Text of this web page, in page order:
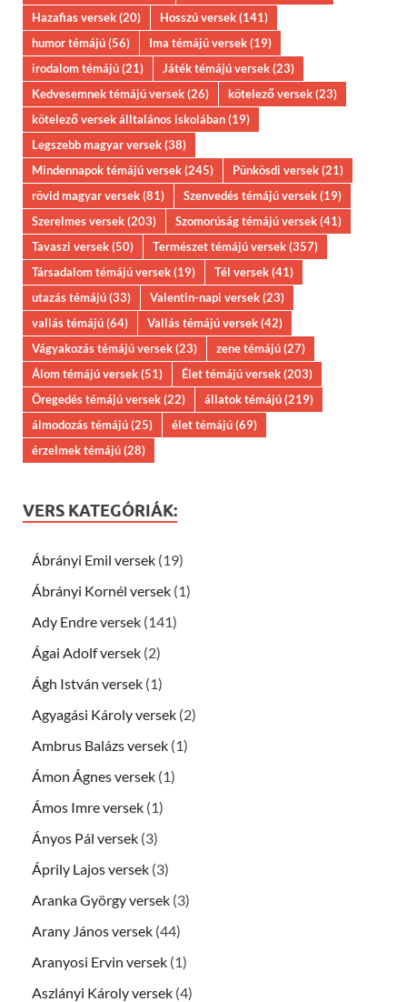
Hazafias versek(20) Hosszú versek(141)
humor témájú(56) Ima témájú versek(19)
irodalom témájú(21) Játék témájú versek(23)
Kedvesemnek témájú versek(26) kötelező versek(23)
kötelező versek álltalános iskolában(19)
Legszebb magyar versek(38)
Mindennapok témájú versek(245) Pünkösdi versek(21)
rövid magyar versek(81) Szenvedés témájú versek(19)
Szerelmes versek(203) Szomorúság témájú versek(41)
Tavaszi versek(50) Természet témájú versek(357)
Társadalom témájú versek(19) Tél versek(41)
utazás témájú(33) Valentin-napi versek(23)
vallás témájú(64) Vallás témájú versek(42)
Vágyakozás témájú versek(23) zene témájú(27)
Álom témájú versek(51) Élet témájú versek(203)
Öregedés témájú versek(22) állatok témájú(219)
álmodozás témájú(25) élet témájú(69)
érzelmek témájú(28)
VERS KATEGÓRIÁK:
Ábrányi Emil versek (19)
Ábrányi Kornél versek (1)
Ady Endre versek (141)
Ágai Adolf versek (2)
Ágh István versek (1)
Agyagási Károly versek (2)
Ambrus Balázs versek (1)
Ámon Ágnes versek (1)
Ámos Imre versek (1)
Ányos Pál versek (3)
Áprily Lajos versek (3)
Aranka György versek (3)
Arany János versek (44)
Aranyosi Ervin versek (1)
Aszlányi Károly versek (4)